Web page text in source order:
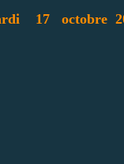
17 octobre